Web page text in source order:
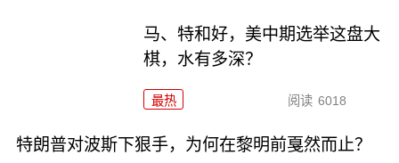
马、特和好，美中期选举这盘大
棋，水有多深？
最热 阅读 6018
特朗普对波斯下狠手，为何在黎明前戛然而止？